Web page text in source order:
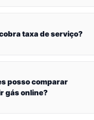
taxa de serviço?
posso comparar
gás online?